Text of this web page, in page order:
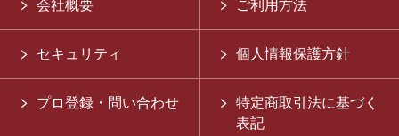
会社概要 ご利用方法
セキュリティ 個人情報保護方針
プロ登録・問い合わせ
特定商取引法に基づく
表記